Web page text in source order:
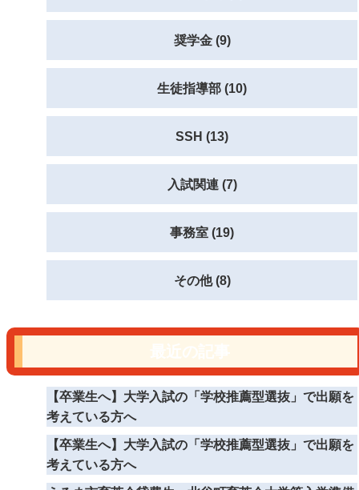
奨学金 (9)
生徒指導部 (10)
SSH (13)
入試関連 (7)
事務室 (19)
その他 (8)
【卒業生へ】大学入試の「学校推薦型選抜」で出願を
考えている方へ
【卒業生へ】大学入試の「学校推薦型選抜」で出願を
考えている方へ